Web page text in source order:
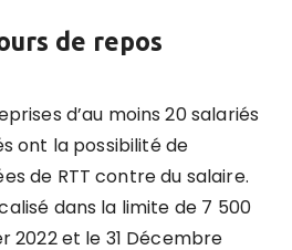
de repos
d’au moins 20 salariés
ont la possibilité de
de RTT contre du salaire.
dans la limite de 7 500
2022 et le 31 Décembre